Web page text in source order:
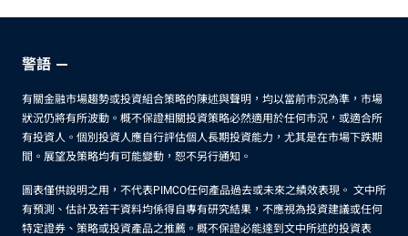
警語
有關金融市場趨勢或投資組合策略的陳述與聲明，均以當前市況為準，市場
狀況仍將有所波動。概不保證相關投資策略必然適用於任何市況，或適合所
有投資人。個別投資人應自行評估個人長期投資能力，尤其是在市場下跌期
間。展望及策略均有可能變動，恕不另行通知。
圖表僅供說明之用，不代表PIMCO任何產品過去或未來之績效表現。 文中所
有預測、估計及若干資料均係得自專有研究結果，不應視為投資建議或任何
特定證券、策略或投資產品之推薦。概不保證必能達到文中所述的投資表